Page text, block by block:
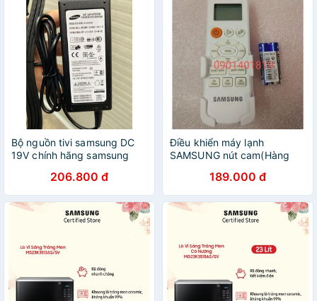
Bộ nguồn tivi samsung DC
19V chính hãng samsung
206.800 đ
Điều khiển máy lạnh
SAMSUNG nút cam(Hàng
189.000 đ